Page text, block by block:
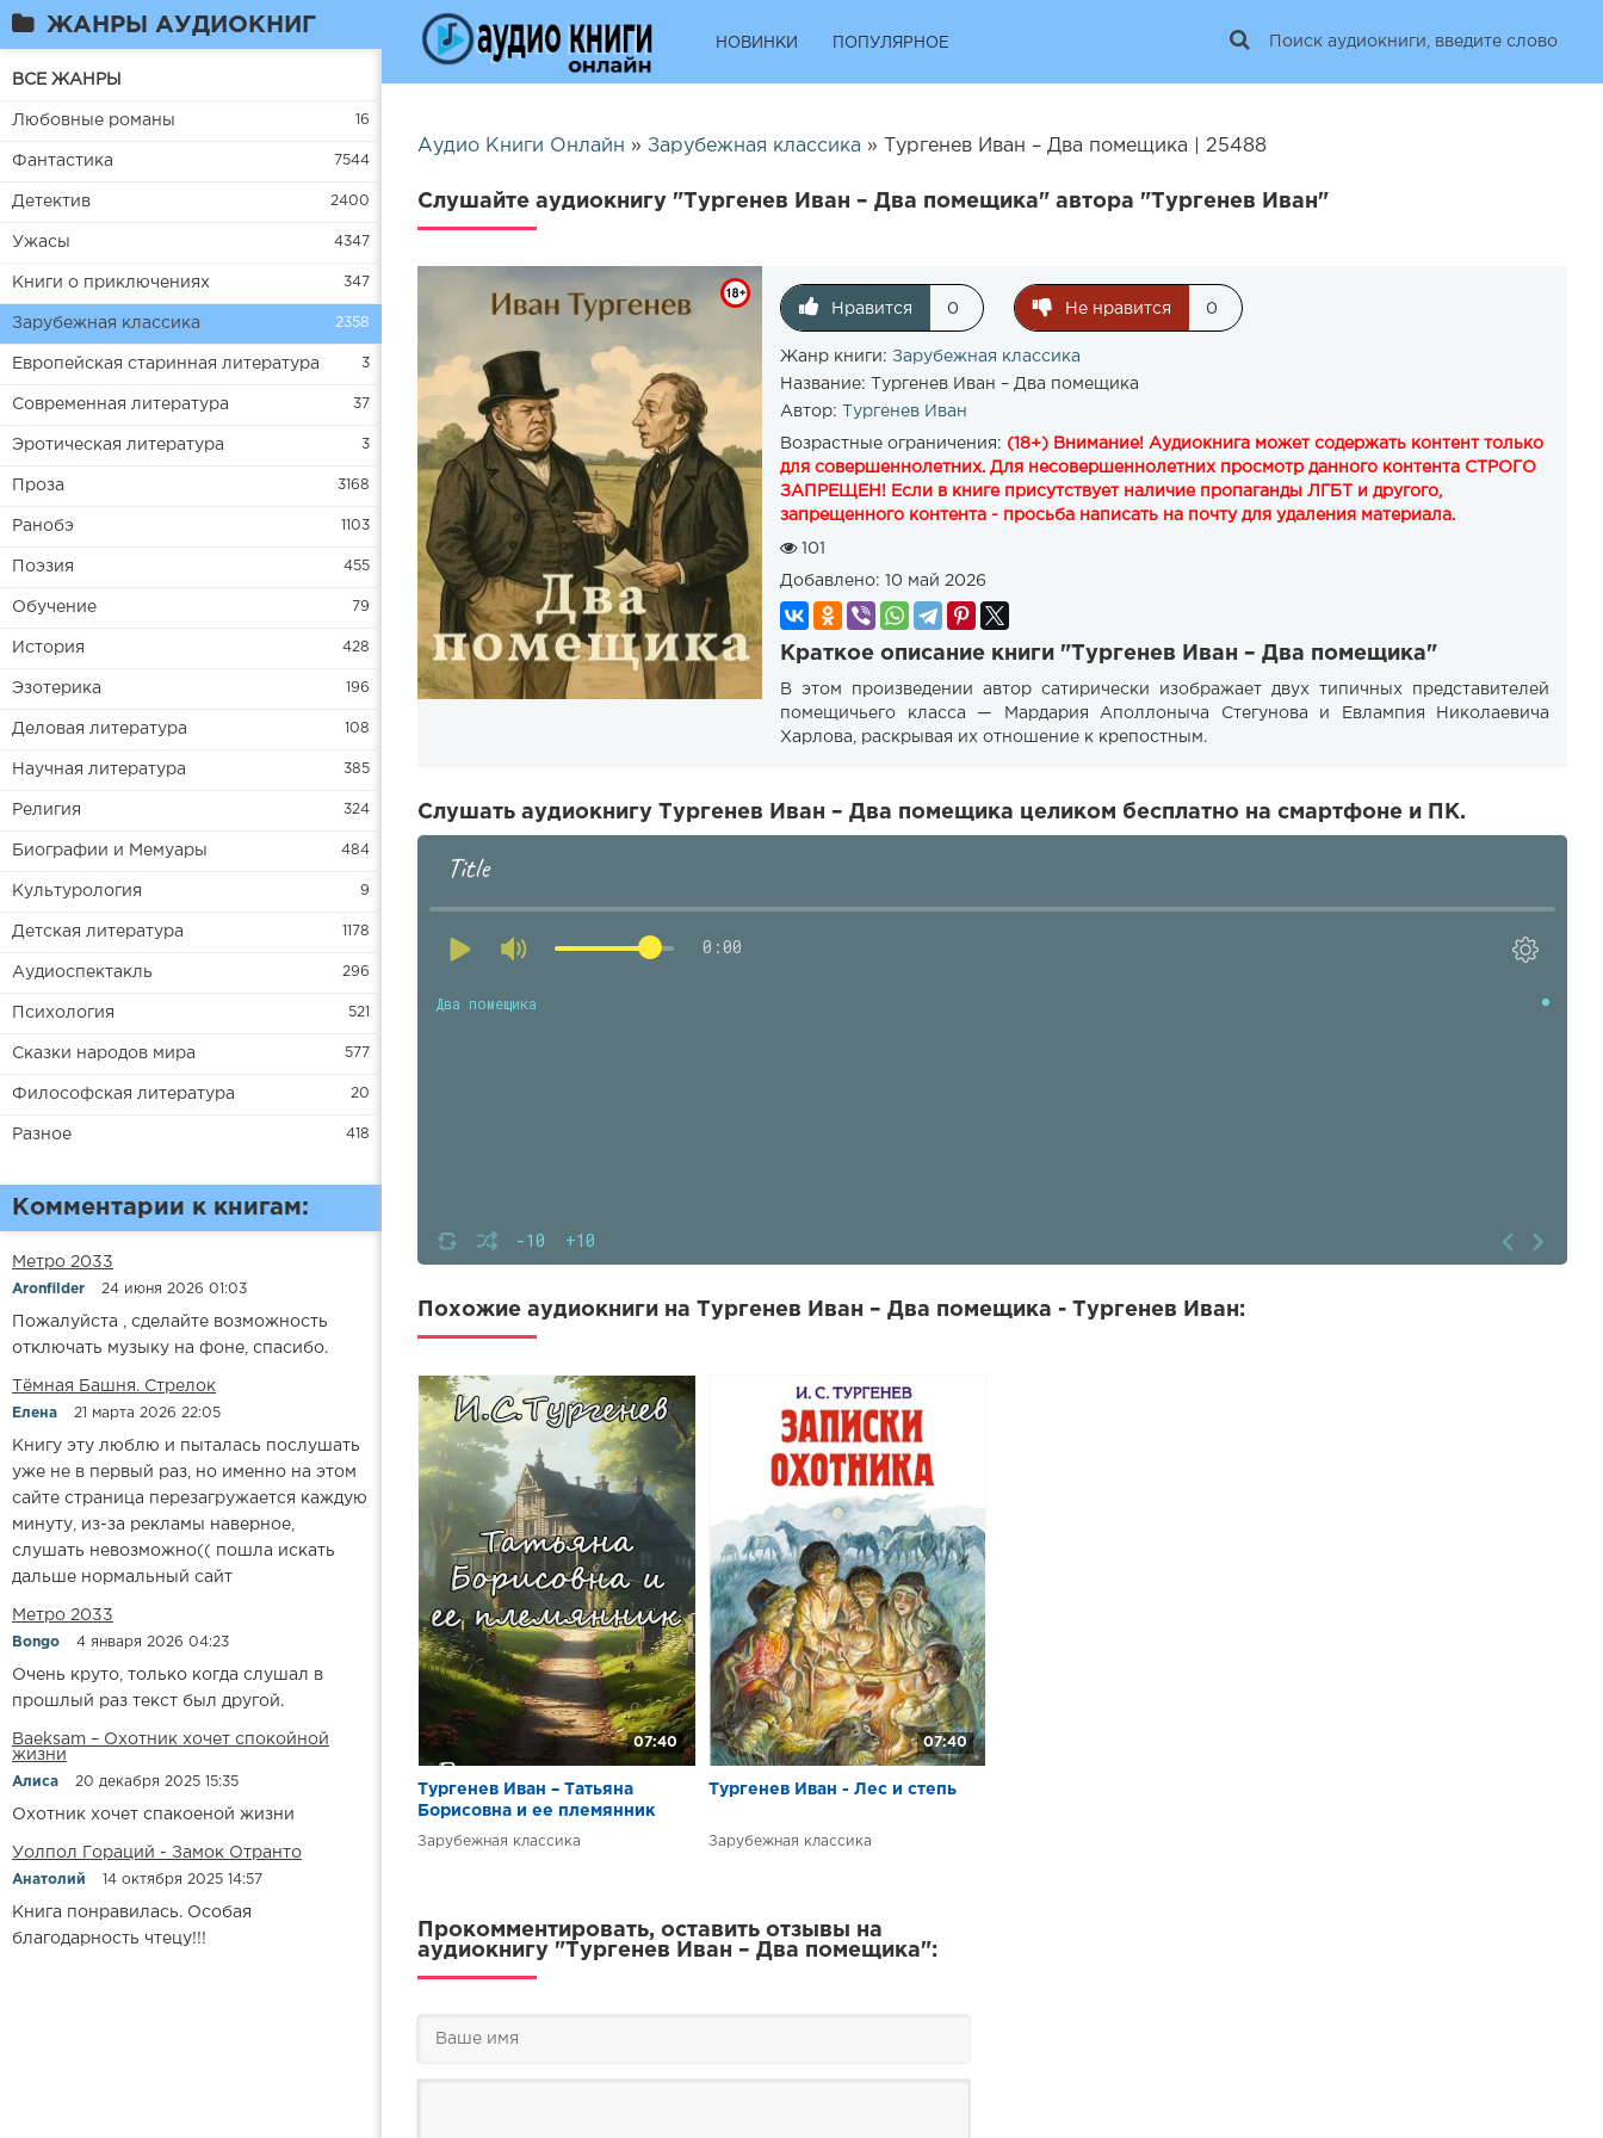
ЖАНРЫ АУДИОКНИГ
ВСЕ ЖАНРЫ
Любовные романы 16
Фантастика 7544
Детектив 2400
Ужасы 4347
Книги о приключениях 347
Зарубежная классика 2358
Европейская старинная литература 3
Современная литература 37
Эротическая литература 3
Проза 3168
Ранобэ 1103
Поэзия 455
Обучение 79
История 428
Эзотерика 196
Деловая литература 108
Научная литература 385
Религия 324
Биографии и Мемуары 484
Культурология 9
Детская литература 1178
Аудиоспектакль 296
Психология 521
Сказки народов мира 577
Философская литература 20
Разное 418
Комментарии к книгам:
Метро 2033
Aronfilder 24 июня 2026 01:03
Пожалуйста , сделайте возможность
отключать музыку на фоне, спасибо.
​​Тёмная Башня. Стрелок
Елена 21 марта 2026 22:05
Книгу эту люблю и пыталась послушать
уже не в первый раз, но именно на этом
сайте страница перезагружается каждую
минуту, из-за рекламы наверное,
слушать невозможно(( пошла искать
дальше нормальный сайт
Метро 2033
Bongo 4 января 2026 04:23
Очень круто, только когда слушал в
прошлый раз текст был другой.
Baeksam – Охотник хочет спокойной
жизни
Алиса 20 декабря 2025 15:35
Охотник хочет спакоеной жизни
Уолпол Гораций - Замок Отранто
Анатолий 14 октября 2025 14:57
Книга понравилась. Особая
благодарность чтецу!!!
НОВИНКИ ПОПУЛЯРНОЕ
Аудио Книги Онлайн » Зарубежная классика » Тургенев Иван – Два помещика | 25488
Слушайте аудиокнигу "Тургенев Иван – Два помещика" автора "Тургенев Иван"
Нравится 0 Не нравится 0
Жанр книги:Зарубежная классика
Название:
Тургенев Иван – Два помещика
Автор:
Тургенев Иван
Возрастные ограничения: (18+) Внимание! Аудиокнига может содержать контент только
для совершеннолетних. Для несовершеннолетних просмотр данного контента СТРОГО
ЗАПРЕЩЕН! Если в книге присутствует наличие пропаганды ЛГБТ и другого,
запрещенного контента - просьба написать на почту для удаления материала.
101
Добавлено: 10 май 2026
Краткое описание книги "Тургенев Иван – Два помещика"
В этом произведении автор сатирически изображает двух типичных представителей
помещичьего класса — Мардария Аполлоныча Стегунова и Евлампия Николаевича
Харлова, раскрывая их отношение к крепостным.
Слушать аудиокнигу Тургенев Иван – Два помещика целиком бесплатно на смартфоне и ПК.
Title
0:00
-10 +10
Два помещика
Похожие аудиокниги на Тургенев Иван – Два помещика - Тургенев Иван:
07:40
Тургенев Иван – Татьяна
Борисовна и ее племянник
Зарубежная классика
07:40
Тургенев Иван - Лес и степь
Зарубежная классика
Прокомментировать, оставить отзывы на
аудиокнигу "Тургенев Иван – Два помещика":